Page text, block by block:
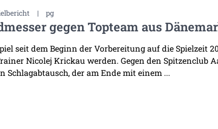
| pg
gegen Topteam aus
seit dem Beginn der Vorbereitung auf die Spielzeit
Nicolej Krickau werden. Gegen den Spitzenclub
Schlagabtausch, der am Ende mit einem ...